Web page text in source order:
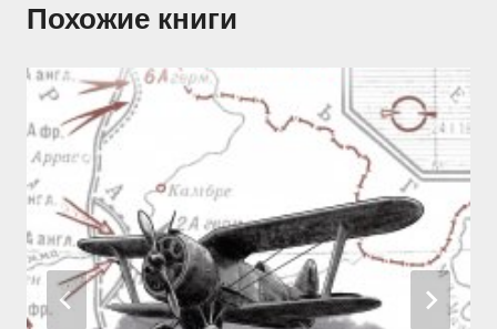
Похожие книги